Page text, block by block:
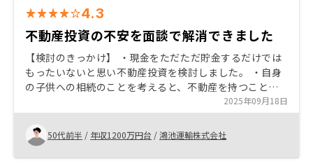
4.3
不動産投資の不安を面談で解消できました
【検討のきっかけ】 ・現金をただただ貯金するだけでは
もったいないと思い不動産投資を検討しました。 ・自身
の子供への相続のことを考えると、不動産を持つことが
ベターだと考えました。 【面談・説明】 ・投資のメリッ
ト、デメリット両面の話をしてくださり信用に値すると
考えました。 ・不安はありましたが、説明を聞いて
「（地域にもよるが）不動産は価値が変わらない」とい
う認識を持ちました。（一方で株は景気に左右され、一
2025年09月18日
50代前半 / 年収1200万円台 /鴻池運輸株式会社